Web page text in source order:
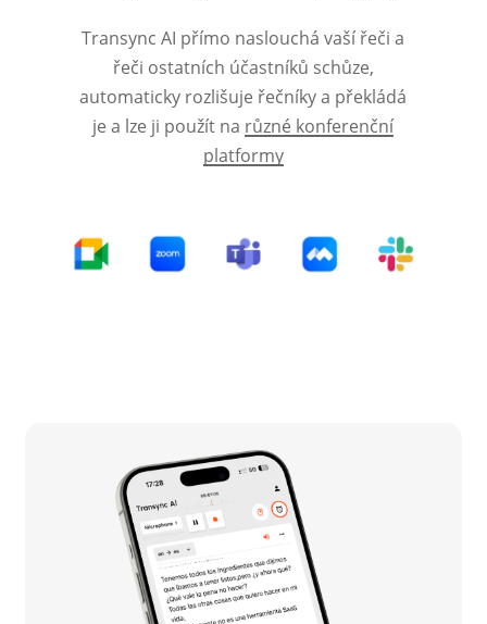
Transync AI přímo naslouchá vaší řeči a
řeči ostatních účastníků schůze,
automaticky rozlišuje řečníky a překládá
je a lze ji použít na různé konferenční
platformy